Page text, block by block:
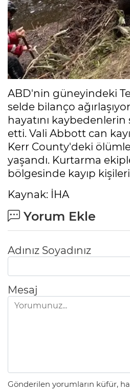
ABD'nin güneyindeki
selde bilanço
hayatını kaybedenlerin
etti. Vali Abbott can
Kerr County'deki
yaşandı. Kurtarma
bölgesinde kayıp
Kaynak: İHA
Yorum Ekle
Adınız Soyadınız
Mesaj
Gönderilen yorumların küfür,